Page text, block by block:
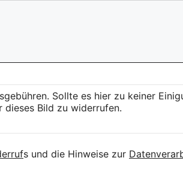
Sollte es hier zu keiner
dieses Bild zu widerrufen.
s und die Hinweise zur